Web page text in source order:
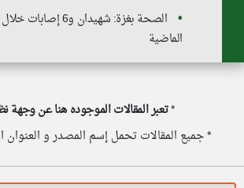
الماضية
*تعبر المقالات الموجوده هنا عن وجهة
* جميع المقالات تحمل إسم المصدر و العنوان